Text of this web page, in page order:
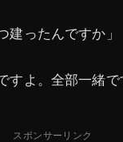
建ったんですか」
すよ。全部一緒で
スポンサーリンク